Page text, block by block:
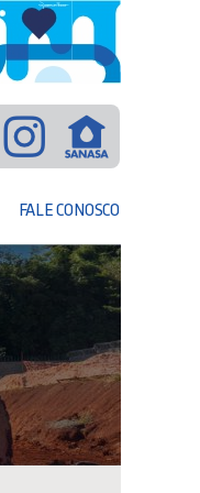
FALE CONOSCO